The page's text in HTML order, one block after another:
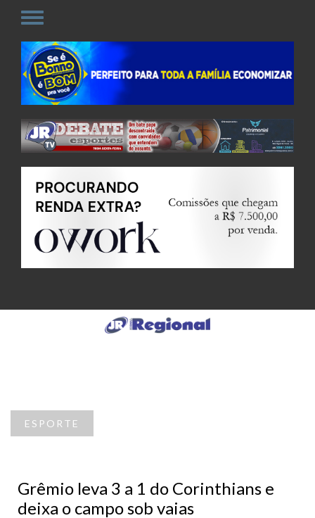
ESPORTE
Grêmio leva 3 a 1 do Corinthians e
deixa o campo sob vaias